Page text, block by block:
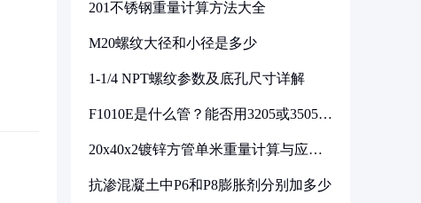
201不锈钢重量计算方法大全
M20螺纹大径和小径是多少
1-1/4 NPT螺纹参数及底孔尺寸详解
F1010E是什么管？能否用3205或3505代
20x40x2镀锌方管单米重量计算与应用
抗渗混凝土中P6和P8膨胀剂分别加多少